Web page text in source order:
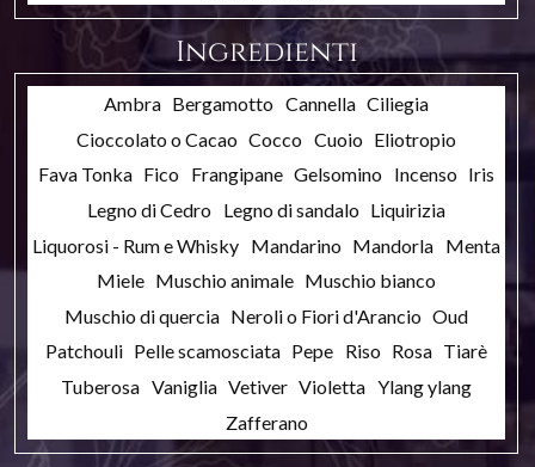
Ingredienti
Ambra Bergamotto Cannella Ciliegia
Cioccolato o Cacao Cocco Cuoio Eliotropio
Fava Tonka Fico Frangipane Gelsomino Incenso Iris
Legno di Cedro Legno di sandalo Liquirizia
Liquorosi - Rum e Whisky Mandarino Mandorla Menta
Miele Muschio animale Muschio bianco
Muschio di quercia Neroli o Fiori d'Arancio Oud
Patchouli Pelle scamosciata Pepe Riso Rosa Tiarè
Tuberosa Vaniglia Vetiver Violetta Ylang ylang
Zafferano